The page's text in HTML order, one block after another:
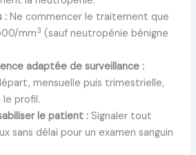
:Ne commencer le traitement que
mm3 (sauf neutropénie bénigne
adaptée de surveillance :
mensuelle puis trimestrielle,
le profil.
le patient :Signaler tout
sans délai pour un examen sanguin